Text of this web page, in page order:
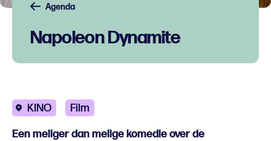
Agenda
Napoleon Dynamite
KINO Film
Een meliger dan melige komedie over de